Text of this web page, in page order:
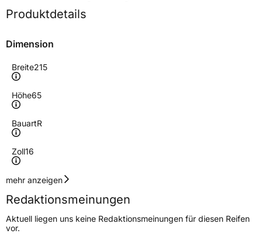
Produktdetails
Dimension
Breite215
Höhe65
BauartR
Zoll16
Geschwindigkeitsindex
Höchstgeschwindigkeit
170 km/h
Lastindex109/107
mehr anzeigen
Redaktionsmeinungen
Aktuell liegen uns keine Redaktionsmeinungen für diesen Reifen
vor.